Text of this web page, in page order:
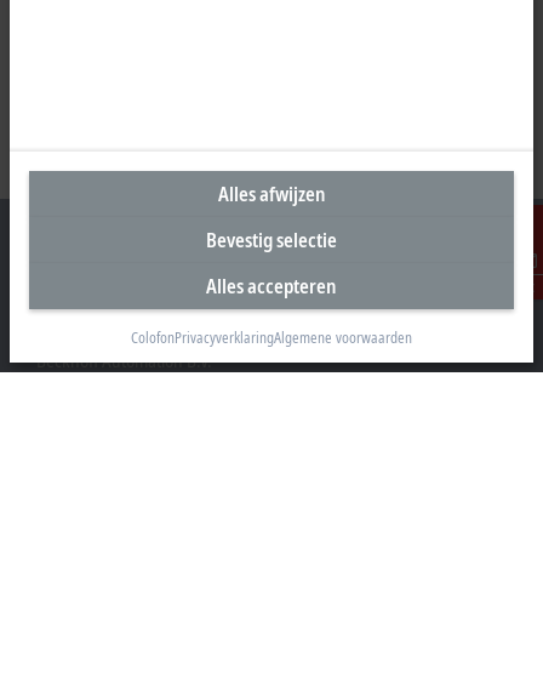
Contact
Hoofdkantoor Nederland
Beckhoff Automation B.V.
Alles afwijzen
Bevestig selectie
Alles accepteren
ColofonPrivacyverklaringAlgemene voorwaarden